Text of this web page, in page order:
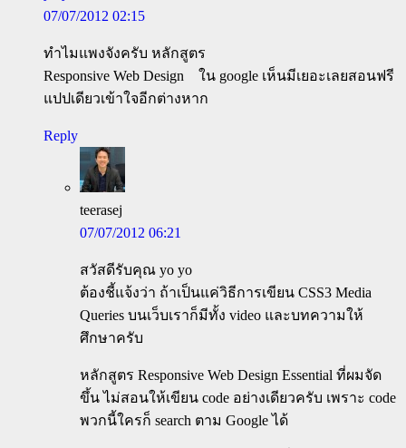
07/07/2012 02:15
ทำไมแพงจังครับ หลักสูตร
Responsive Web Design ใน google เห็นมีเยอะเลยสอนฟรี
แปปเดียวเข้าใจอีกต่างหาก
Reply
teerasej
07/07/2012 06:21
สวัสดีรับคุณ yo yo
ต้องชี้แจ้งว่า ถ้าเป็นแค่วิธีการเขียน CSS3 Media
Queries บนเว็บเราก็มีทั้ง video และบทความให้
ศึกษาครับ
หลักสูตร Responsive Web Design Essential ที่ผมจัด
ขึ้น ไม่สอนให้เขียน code อย่างเดียวครับ เพราะ code
พวกนี้ใครก็ search ตาม Google ได้